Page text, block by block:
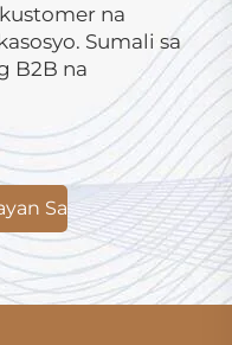
na
Sumali sa
B2B na
Sa